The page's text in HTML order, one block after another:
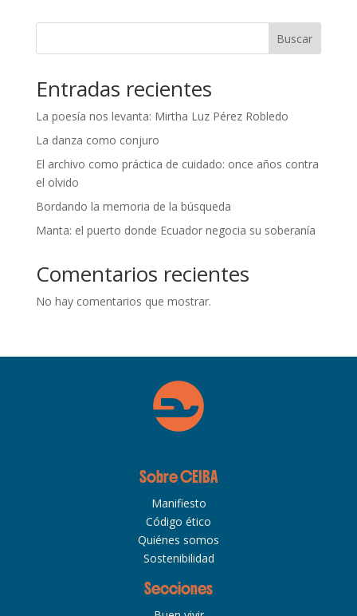
Buscar
Entradas recientes
La poesía nos levanta: Mirtha Luz Pérez Robledo
La danza como conjuro
El archivo como práctica de cuidado: once años contra
el olvido
Bordando la memoria de la búsqueda
Manta: el puerto donde Ecuador negocia su soberanía
Comentarios recientes
No hay comentarios que mostrar.
Sobre CEIBA
Manifiesto
Código ético
Quiénes somos
Sostenibilidad
Secciones